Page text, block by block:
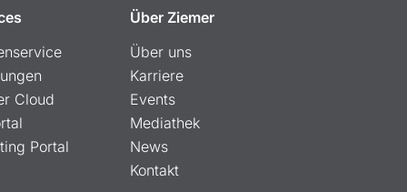
Cloud
Portal
Über Ziemer
Über uns
Karriere
Events
Mediathek
News
Kontakt